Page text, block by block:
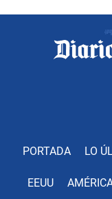
PORTADA LO
EEUU